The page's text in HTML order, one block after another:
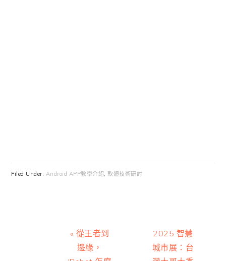
Filed Under: Android APP教學介紹,軟體技術研討
Previous
Post:
« 從王者到
邊緣，
Next
Post:
2025 智慧
城市展：台